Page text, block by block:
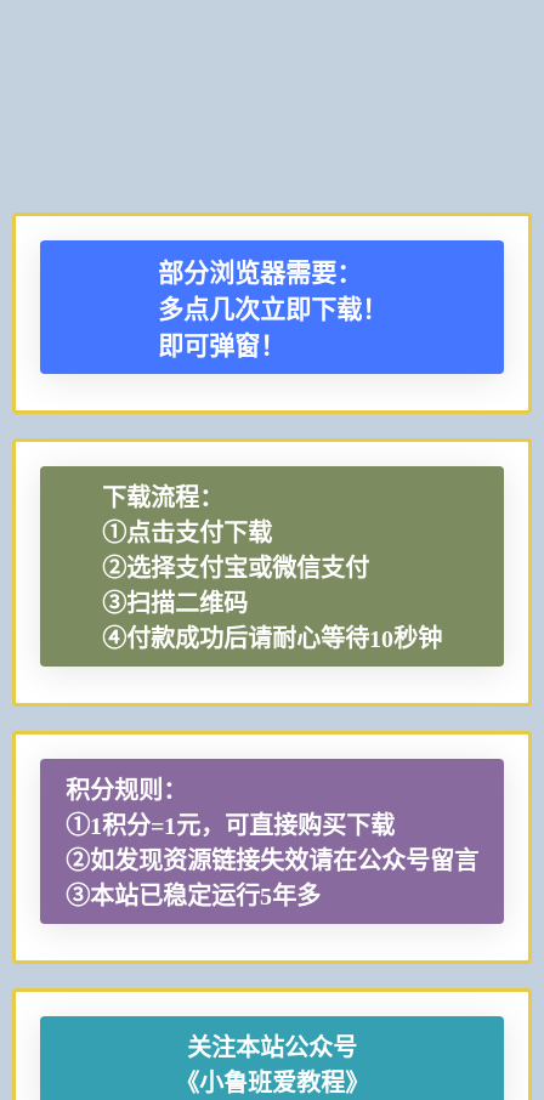
部分浏览器需要：
多点几次立即下载！
即可弹窗！
下载流程：
①点击支付下载
②选择支付宝或微信支付
③扫描二维码
④付款成功后请耐心等待10秒钟
积分规则：
①1积分=1元，可直接购买下载
②如发现资源链接失效请在公众号留言
③本站已稳定运行5年多
关注本站公众号
《小鲁班爱教程》